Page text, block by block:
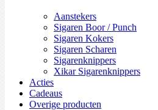
Aanstekers
Sigaren Boor / Punch
Sigaren Kokers
Sigaren Scharen
Sigarenknippers
Xikar Sigarenknippers
Acties
Cadeaus
Overige producten